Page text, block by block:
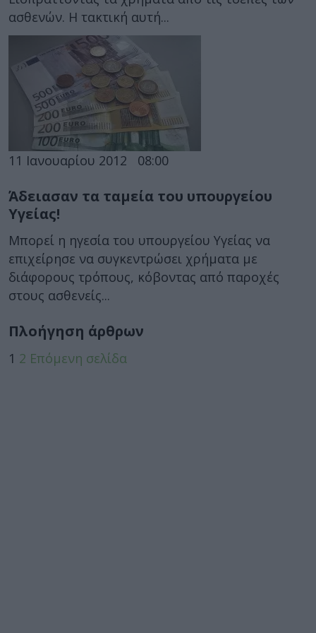
ασθενών. Η τακτική αυτή...
11 Ιανουαρίου 2012 08:00
Άδειασαν τα ταμεία του υπουργείου
Υγείας!
Μπορεί η ηγεσία του υπουργείου Υγείας να
επιχείρησε να συγκεντρώσει χρήματα με
διάφορους τρόπους, κόβοντας από παροχές
στους ασθενείς...
Πλοήγηση άρθρων
1 2 Επόμενη σελίδα